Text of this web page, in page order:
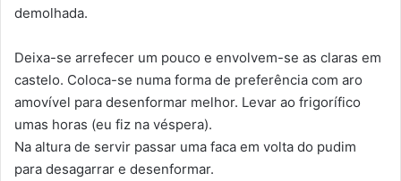
demolhada.
Deixa-se arrefecer um pouco e envolvem-se as claras em
castelo. Coloca-se numa forma de preferência com aro
amovível para desenformar melhor. Levar ao frigorífico
umas horas (eu fiz na véspera).
Na altura de servir passar uma faca em volta do pudim
para desagarrar e desenformar.